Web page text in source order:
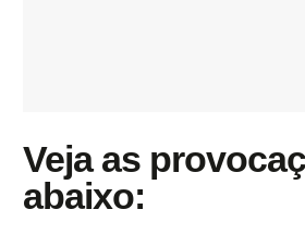
Veja as
abaixo: